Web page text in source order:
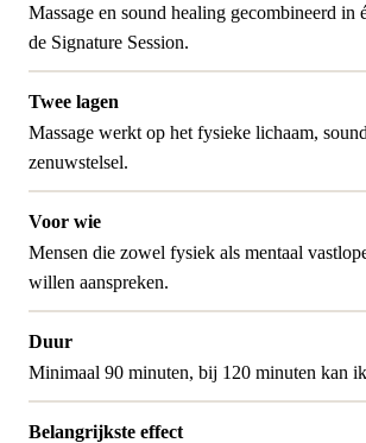
Massage en sound healing gecombineerd in
de Signature Session.
Twee lagen
Massage werkt op het fysieke lichaam,
zenuwstelsel.
Voor wie
Mensen die zowel fysiek als mentaal
willen aanspreken.
Duur
Minimaal 90 minuten, bij 120 minuten kan
Belangrijkste effect